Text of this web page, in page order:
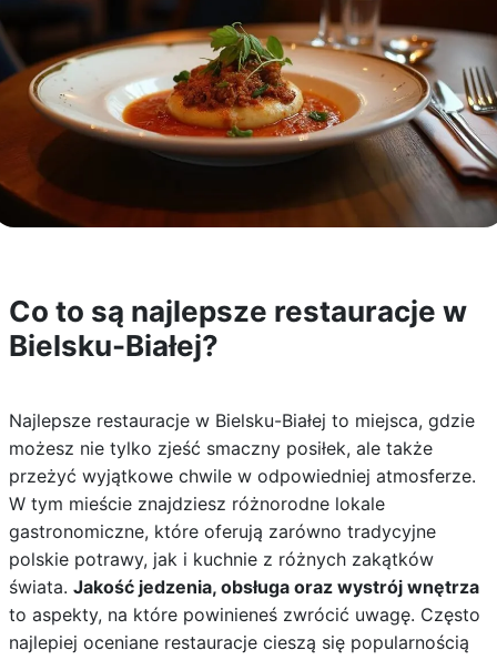
Co to są najlepsze restauracje w
Bielsku-Białej?
Najlepsze restauracje w Bielsku-Białej to miejsca, gdzie
możesz nie tylko zjeść smaczny posiłek, ale także
przeżyć wyjątkowe chwile w odpowiedniej atmosferze.
W tym mieście znajdziesz różnorodne lokale
gastronomiczne, które oferują zarówno tradycyjne
polskie potrawy, jak i kuchnie z różnych zakątków
świata. Jakość jedzenia, obsługa oraz wystrój wnętrza
to aspekty, na które powinieneś zwrócić uwagę. Często
najlepiej oceniane restauracje cieszą się popularnością